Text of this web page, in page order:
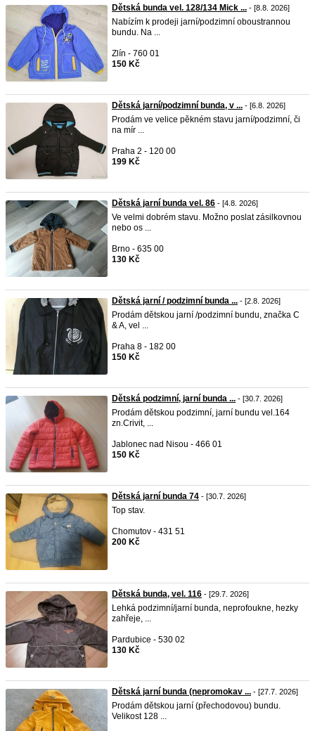
Dětská bunda vel. 128/134 Mick ... - [8.8. 2026]
Nabízím k prodeji jarní/podzimní oboustrannou
bundu. Na ...
Zlín - 760 01
150 Kč
Dětská jarní/podzimní bunda, v ... - [6.8. 2026]
Prodám ve velice pěkném stavu jarní/podzimní, či
na mír ...
Praha 2 - 120 00
199 Kč
Dětská jarní bunda vel. 86 - [4.8. 2026]
Ve velmi dobrém stavu. Možno poslat zásilkovnou
nebo os ...
Brno - 635 00
130 Kč
Dětská jarní / podzimní bunda ... - [2.8. 2026]
Prodám dětskou jarní /podzimní bundu, značka C
& A, vel ...
Praha 8 - 182 00
150 Kč
Dětská podzimní, jarní bunda ... - [30.7. 2026]
Prodám dětskou podzimní, jarní bundu vel.164
zn.Crivit, ...
Jablonec nad Nisou - 466 01
150 Kč
Dětská jarní bunda 74 - [30.7. 2026]
Top stav.
Chomutov - 431 51
200 Kč
Dětská bunda, vel. 116 - [29.7. 2026]
Lehká podzimní/jarní bunda, neprofoukne, hezky
zahřeje, ...
Pardubice - 530 02
130 Kč
Dětská jarní bunda (nepromokav ... - [27.7. 2026]
Prodám dětskou jarní (přechodovou) bundu.
Velikost 128 ...